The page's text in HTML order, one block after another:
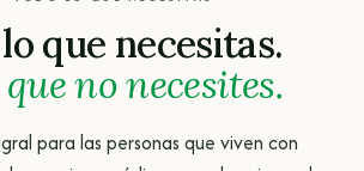
que necesitas.
no necesites.
para las personas que viven con